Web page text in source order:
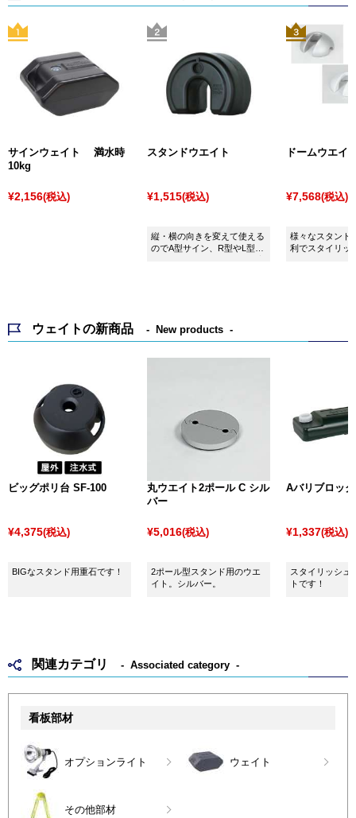
サインウェイト 満水時
10kg
¥2,156(税込)
スタンドウエイト
¥1,515(税込)
縦・横の向きを変えて使える
のでA型サイン、R型やL型サ
ドームウエイ
¥7,568(税込)
様々なスタンド
利でスタイリッ
ウェイトの新商品 New products
ビッグポリ台 SF-100
¥4,375(税込)
BIGなスタンド用重石です！
丸ウエイト2ポール C シル
バー
¥5,016(税込)
2ポール型スタンド用のウエ
イト。シルバー。
Aバリブロック
¥1,337(税込)
スタイリッシュ
トです！
関連カテゴリ Associated category
看板部材
オプションライト ウェイト
その他部材